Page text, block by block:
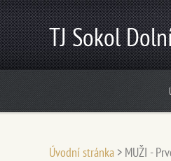
TJ Sokol
Úvodní stránka > MUŽI -